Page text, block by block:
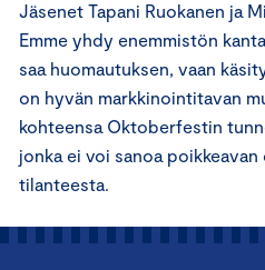
Jäsenet Tapani Ruokanen ja
Emme yhdy enemmistön
saa huomautuksen, vaan
on hyvän markkinointitavan
kohteensa Oktoberfestin
jonka ei voi sanoa
tilanteesta.